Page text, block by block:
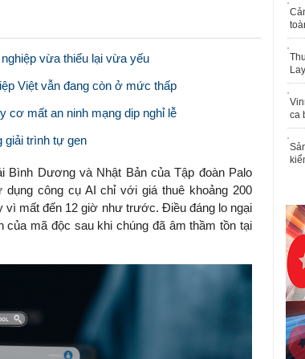
vừa thiếu lại vừa yếu
Việt vẫn đang còn ở mức thấp
cơ mất an ninh mạng dịp nghỉ lễ
giải trình tự gen
Dương và Nhật Bản của Tập đoàn Palo
công cụ AI chỉ với giá thuê khoảng 200
vì mất đến 12 giờ như trước. Điều đáng lo ngại
của mã độc sau khi chúng đã âm thầm tồn tại
ca